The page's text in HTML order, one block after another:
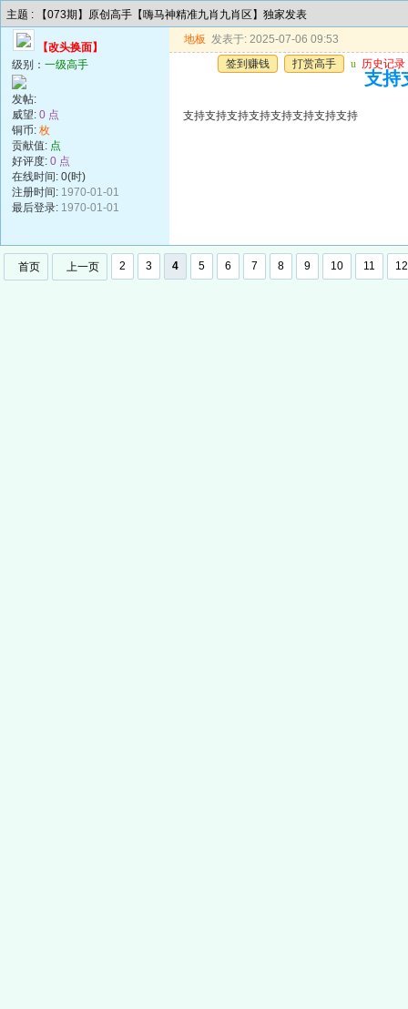
主题 : 【073期】原创高手【嗨马神精准九肖九肖区】独家发表
【改头换面】
级别： 一级高手
发帖:
威望: 0 点
铜币: 枚
贡献值: 点
好评度: 0 点
在线时间: 0(时)
注册时间: 1970-01-01
最后登录: 1970-01-01
地板 发表于: 2025-07-06 09:53
签到赚钱
打赏高手 u 历史记录
支持
支持支持支持支持支持支持支持支持
首页 上一页 2 3 4 5 6 7 8 9 10 11 12